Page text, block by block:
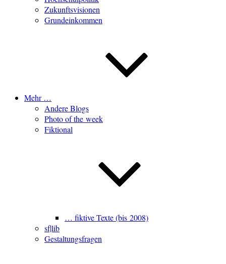
Zukunftsvisionen
Grundeinkommen
Mehr …
Andere Blogs
Photo of the week
Fiktional
… fiktive Texte (bis 2008)
sf|lib
Gestaltungsfragen